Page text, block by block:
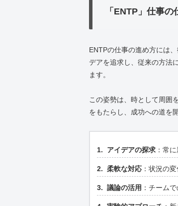
「ENTP」仕事の
ENTPの仕事の進め方には
デアを追求し、従来の方法
ます。
この姿勢は、時として周囲
をもたらし、成功への道を
アイデアの探求 ：常
柔軟な対応 ：状況の
議論の活用 ：チーム